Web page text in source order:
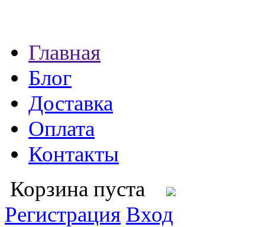
Главная
Блог
Доставка
Оплата
Контакты
Корзина пуста
Регистрация Вход